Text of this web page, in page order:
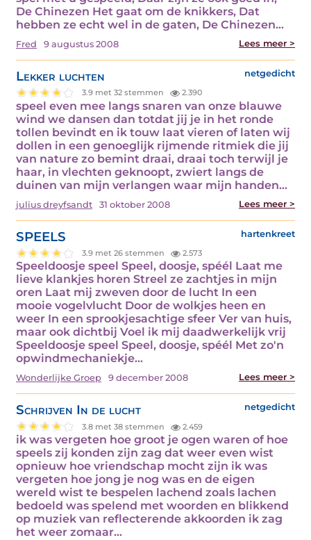
De Chinezen Het gaat om de knikkers, Dat
hebben ze echt wel in de gaten, De Chinezen…
Fred 9 augustus 2008 Lees meer >
Lekker luchten netgedicht
3.9 met 32 stemmen 2.390
speel even mee langs snaren van onze blauwe
wind we dansen dan totdat jij je in het ronde
tollen bevindt en ik touw laat vieren of laten wij
dollen in een genoeglijk rijmende ritmiek die jij
van nature zo bemint draai, draai toch terwijl je
haar, in vlechten geknoopt, zwiert langs de
duinen van mijn verlangen waar mijn handen…
julius dreyfsandt 31 oktober 2008 Lees meer >
SPEELS hartenkreet
3.9 met 26 stemmen 2.573
Speeldoosje speel Speel, doosje, spéél Laat me
lieve klankjes horen Streel ze zachtjes in mijn
oren Laat mij zweven door de lucht In een
mooie vogelvlucht Door de wolkjes heen en
weer In een sprookjesachtige sfeer Ver van huis,
maar ook dichtbij Voel ik mij daadwerkelijk vrij
Speeldoosje speel Speel, doosje, spéél Met zo'n
opwindmechaniekje…
Wonderlijke Groep 9 december 2008 Lees meer >
Schrijven In de lucht netgedicht
3.8 met 38 stemmen 2.459
ik was vergeten hoe groot je ogen waren of hoe
speels zij konden zijn zag dat weer even wist
opnieuw hoe vriendschap mocht zijn ik was
vergeten hoe jong je nog was en de eigen
wereld wist te bespelen lachend zoals lachen
bedoeld was spelend met woorden en blikkend
op muziek van reflecterende akkoorden ik zag
het weer zomaar…